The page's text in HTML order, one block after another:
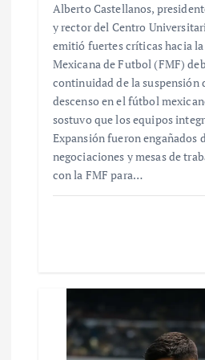
Alberto Castellanos,
y rector del Centro
emitió fuertes críticas hacia
Mexicana de Futbol (FMF)
continuidad de la suspensión
descenso en el fútbol
sostuvo que los equipos
Expansión fueron engañados
negociaciones y mesas de
con la FMF para…